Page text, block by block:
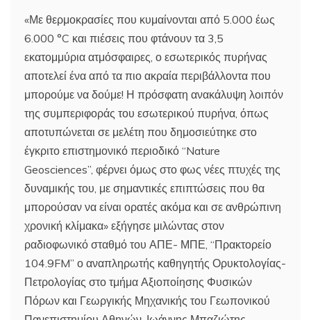
«Με θερμοκρασίες που κυμαίνονται από 5.000 έως
6.000 °C και πιέσεις που φτάνουν τα 3,5
εκατομμύρια ατμόσφαιρες, ο εσωτερικός πυρήνας
αποτελεί ένα από τα πιο ακραία περιβάλλοντα που
μπορούμε να δούμε! Η πρόσφατη ανακάλυψη λοιπόν
της συμπεριφοράς του εσωτερικού πυρήνα, όπως
αποτυπώνεται σε μελέτη που δημοσιεύτηκε στο
έγκριτο επιστημονικό περιοδικό “Nature
Geosciences”, φέρνει όμως στο φως νέες πτυχές της
δυναμικής του, με σημαντικές επιπτώσεις που θα
μπορούσαν να είναι ορατές ακόμα και σε ανθρώπινη
χρονική κλίμακα» εξήγησε μιλώντας στον
ραδιοφωνικό σταθμό του ΑΠΕ- ΜΠΕ, “Πρακτορείο
104.9FM” ο αναπληρωτής καθηγητής Ορυκτολογίας-
Πετρολογίας στο τμήμα Αξιοποίησης Φυσικών
Πόρων και Γεωργικής Μηχανικής του Γεωπονικού